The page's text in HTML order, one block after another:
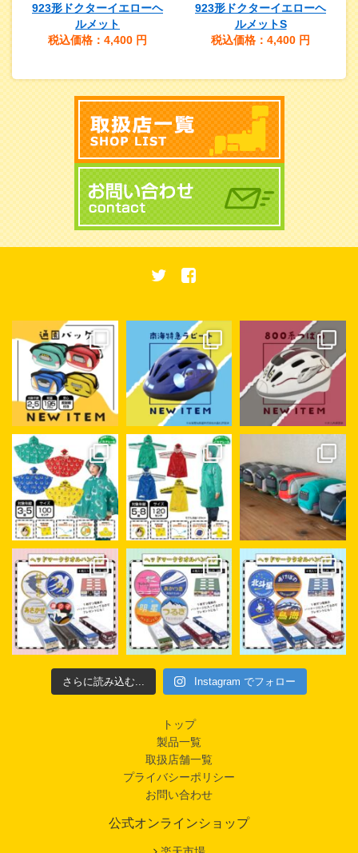
923形ドクターイエローヘ
ルメット
税込価格：4,400 円
923形ドクターイエローヘ
ルメットS
税込価格：4,400 円
さらに読み込む... Instagram でフォロー
トップ
製品一覧
取扱店舗一覧
プライバシーポリシー
お問い合わせ
公式オンラインショップ